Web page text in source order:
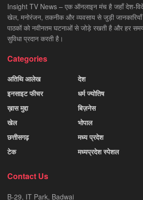
Insight TV News – एक ऑनलाइन मंच है जहाँ देश-
खेल, मनोरंजन, तकनीक और व्यवसाय से जुड़ी जानकारियाँ
पाठकों को नवीनतम घटनाओं से जोड़े रखती है और हर
सुविधा प्रदान करती है।
Categories
अतिथि आलेख
इनसाइट फीचर
ख़ास मुद्दा
खेल
छत्तीसगढ़
टेक
देश
धर्म ज्योतिष
बिज़नेस
भोपाल
मध्य प्रदेश
मध्यप्रदेश स्पेशल
Contact Us
B-29, IT Park, Badwai